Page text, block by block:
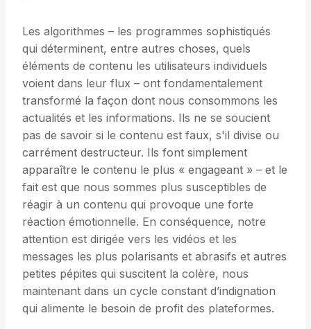
Les algorithmes – les programmes sophistiqués
qui déterminent, entre autres choses, quels
éléments de contenu les utilisateurs individuels
voient dans leur flux – ont fondamentalement
transformé la façon dont nous consommons les
actualités et les informations. Ils ne se soucient
pas de savoir si le contenu est faux, s'il divise ou
carrément destructeur. Ils font simplement
apparaître le contenu le plus « engageant » – et le
fait est que nous sommes plus susceptibles de
réagir à un contenu qui provoque une forte
réaction émotionnelle. En conséquence, notre
attention est dirigée vers les vidéos et les
messages les plus polarisants et abrasifs et autres
petites pépites qui suscitent la colère, nous
maintenant dans un cycle constant d’indignation
qui alimente le besoin de profit des plateformes.